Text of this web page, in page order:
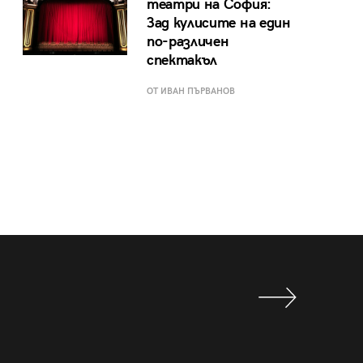
театри на София:
Зад кулисите на един
по-различен
спектакъл
ОТ ИВАН ПЪРВАНОВ